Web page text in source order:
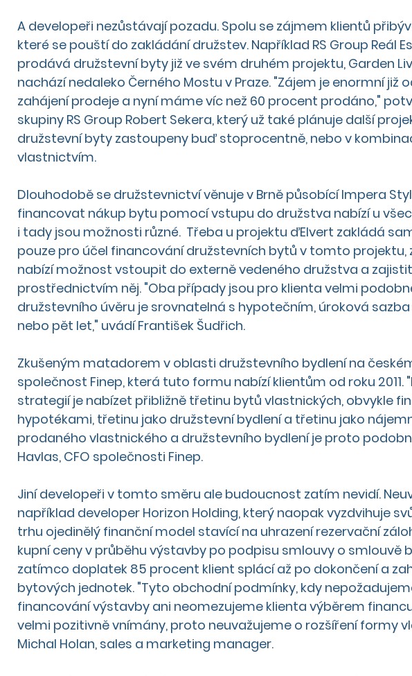
A developeři nezůstávají pozadu. Spolu se zájmem klientů
které se pouští do zakládání družstev. Například RS Group Reál
prodává družstevní byty již ve svém druhém projektu, Garden
nachází nedaleko Černého Mostu v Praze. "Zájem je enormní již
zahájení prodeje a nyní máme víc než 60 procent prodáno,"
skupiny RS Group Robert Sekera, který už také plánuje další
družstevní byty zastoupeny buď stoprocentně, nebo v
vlastnictvím.
Dlouhodobě se družstevnictví věnuje v Brně působící Impera
financovat nákup bytu pomocí vstupu do družstva nabízí u
i tady jsou možnosti různé.  Třeba u projektu ďElvert zakládá
pouze pro účel financování družstevních bytů v tomto projektu,
nabízí možnost vstoupit do externě vedeného družstva a
prostřednictvím něj. "Oba případy jsou pro klienta velmi
družstevního úvěru je srovnatelná s hypotečním, úroková sazba
nebo pět let," uvádí František Šudřich.
Zkušeným matadorem v oblasti družstevního bydlení na
společnost Finep, která tuto formu nabízí klientům od roku 2011.
strategií je nabízet přibližně třetinu bytů vlastnických, obvykle
hypotékami, třetinu jako družstevní bydlení a třetinu jako
prodaného vlastnického a družstevního bydlení je proto
Havlas, CFO společnosti Finep.
Jiní developeři v tomto směru ale budoucnost zatím nevidí.
například developer Horizon Holding, který naopak vyzdvihuje
trhu ojedinělý finanční model stavící na uhrazení rezervační
kupní ceny v průběhu výstavby po podpisu smlouvy o smlouvě
zatímco doplatek 85 procent klient splácí až po dokončení a
bytových jednotek. "Tyto obchodní podmínky, kdy
financování výstavby ani neomezujeme klienta výběrem
velmi pozitivně vnímány, proto neuvažujeme o rozšíření formy
Michal Holan, sales a marketing manager.